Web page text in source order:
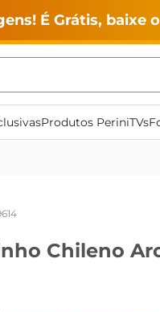
É Grátis, baixe
Produtos PeriniTVs
Chileno